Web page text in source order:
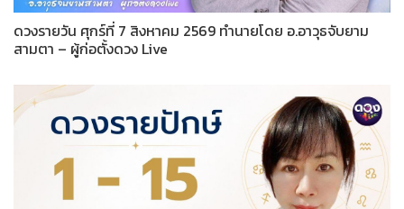
ดวงรายวัน ศุกร์ที่ 7 สิงหาคม 2569 ทำนายโดย อ.อาวุธจับยาม
สามตา – ผู้ก่อตั้งดวง Live